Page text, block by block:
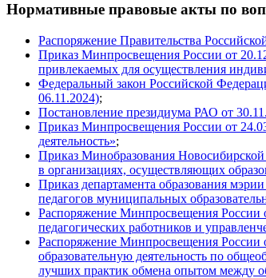
Нормативные правовые акты по
Распоряжение Правительства
Приказ Минпросвещения России от
привлекаемых для осуществления
Федеральный закон Российской
06.11.2024);
Постановление президиума РАО от
Приказ Минпросвещения России от
деятельность»;
Приказ Минобразования
в организациях, осуществляющих
Приказ департамента образования
педагогов муниципальных
Распоряжение Минпросвещения России
педагогических работников и
Распоряжение Минпросвещения России
образовательную деятельность по
лучших практик обмена опытом между